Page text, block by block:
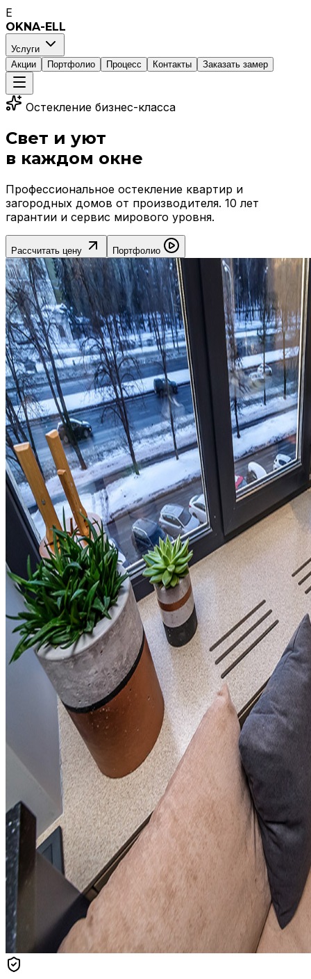
E
OKNA-ELL
Услуги
Акции
Портфолио Процесс Контакты Заказать замер
Остекление бизнес-класса
Свет и уют
в каждом окне
Профессиональное остекление квартир и
загородных домов от производителя. 10 лет
гарантии и сервис мирового уровня.
Рассчитать цену Портфолио